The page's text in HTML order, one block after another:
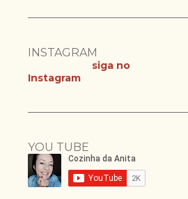
INSTAGRAM
siga no
Instagram
YOU TUBE